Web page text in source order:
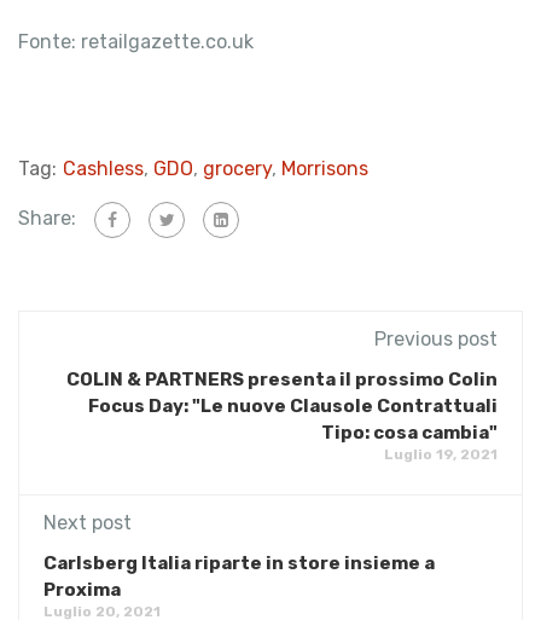
Fonte: retailgazette.co.uk
Tag: Cashless, GDO, grocery, Morrisons
Share:
Previous post
COLIN & PARTNERS presenta il prossimo Colin
Focus Day: "Le nuove Clausole Contrattuali
Tipo: cosa cambia"
Luglio 19, 2021
Next post
Carlsberg Italia riparte in store insieme a
Proxima
Luglio 20, 2021